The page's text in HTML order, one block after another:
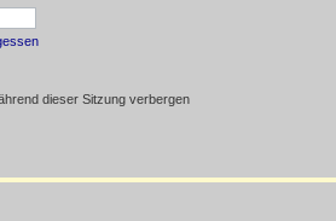
dieser Sitzung verbergen